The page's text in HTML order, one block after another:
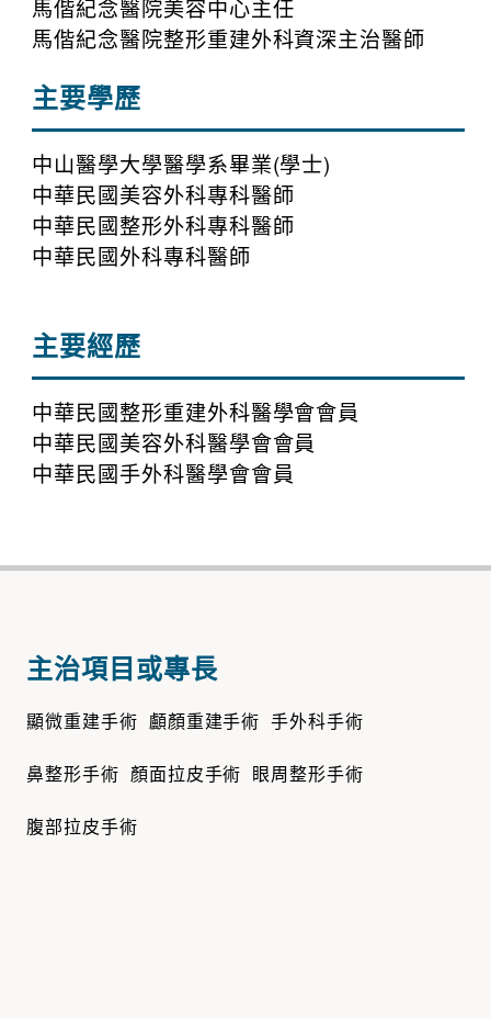
馬偕紀念醫院美容中心主任
馬偕紀念醫院整形重建外科資深主治醫師
主要學歷
中山醫學大學醫學系畢業(學士)
中華民國美容外科專科醫師
中華民國整形外科專科醫師
中華民國外科專科醫師
主要經歷
中華民國整形重建外科醫學會會員
中華民國美容外科醫學會會員
中華民國手外科醫學會會員
主治項目或專長
顯微重建手術 顱顏重建手術 手外科手術
鼻整形手術 顏面拉皮手術 眼周整形手術
腹部拉皮手術